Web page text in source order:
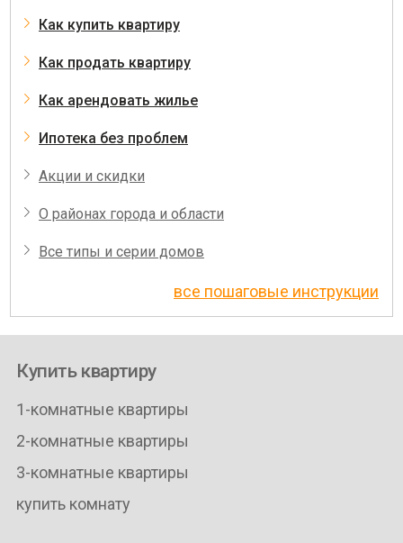
Как купить квартиру
Как продать квартиру
Как арендовать жилье
Ипотека без проблем
Акции и скидки
О районах города и области
Все типы и серии домов
все пошаговые инструкции
Купить квартиру
1-комнатные квартиры
2-комнатные квартиры
3-комнатные квартиры
купить комнату